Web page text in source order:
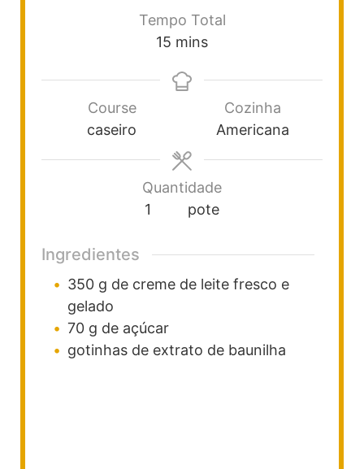
Tempo Total
15 mins
Course
caseiro
Cozinha
Americana
Quantidade
1
pote
Ingredientes
350 g de creme de leite fresco e
gelado
70 g de açúcar
gotinhas de extrato de baunilha